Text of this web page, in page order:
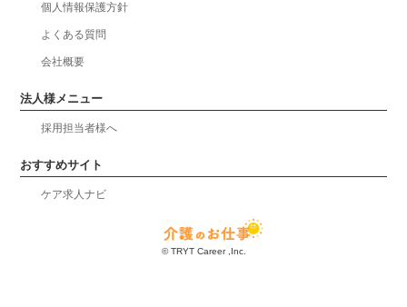
個人情報保護方針
よくある質問
会社概要
法人様メニュー
採用担当者様へ
おすすめサイト
ケア求人ナビ
© TRYT Career ,Inc.